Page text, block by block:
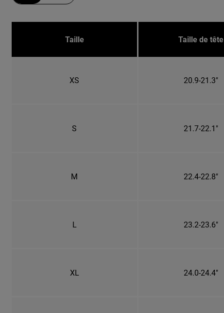
Taille Taille de tête
XS 20.9-21.3"
S 21.7-22.1"
M 22.4-22.8"
L 23.2-23.6"
XL 24.0-24.4"